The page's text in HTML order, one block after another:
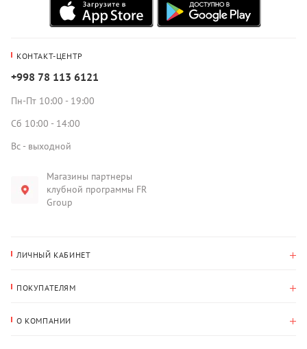
КОНТАКТ-ЦЕНТР
+998 78 113 6121
Пн-Пт 10:00 - 19:00
Сб 10:00 - 14:00
Вс - выходной
Магазины партнеры
клубной программы FR
Group
ЛИЧНЫЙ КАБИНЕТ
Адрес для доставки
ПОКУПАТЕЛЯМ
О КОМПАНИИ